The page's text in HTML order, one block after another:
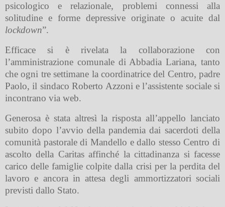
psicologico e relazionale, problemi connessi alla
solitudine e forme depressive originate o acuite dal
lockdown”.
Efficace si è rivelata la collaborazione con
l’amministrazione comunale di Abbadia Lariana, tanto
che ogni tre settimane la coordinatrice del Centro, padre
Paolo, il sindaco Roberto Azzoni e l’assistente sociale si
incontrano via web.
Generosa è stata altresì la risposta all’appello lanciato
subito dopo l’avvio della pandemia dai sacerdoti della
comunità pastorale di Mandello e dallo stesso Centro di
ascolto della Caritas affinché la cittadinanza si facesse
carico delle famiglie colpite dalla crisi per la perdita del
lavoro e ancora in attesa degli ammortizzatori sociali
previsti dallo Stato.